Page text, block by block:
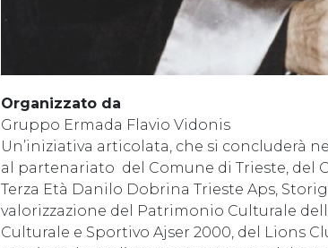
Organizzato da
Gruppo Ermada Flavio Vidonis
Un’iniziativa articolata, che si concluderà
al partenariato del Comune di Trieste, del
Terza Età Danilo Dobrina Trieste Aps,
valorizzazione del Patrimonio Culturale
Culturale e Sportivo Ajser 2000, del Lions